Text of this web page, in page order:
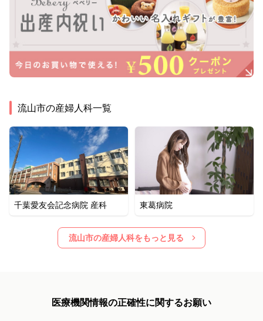
流山市の産婦人科一覧
千葉愛友会記念病院 産科 東葛病院
流山市の産婦人科をもっと見る
医療機関情報の正確性に関するお願い